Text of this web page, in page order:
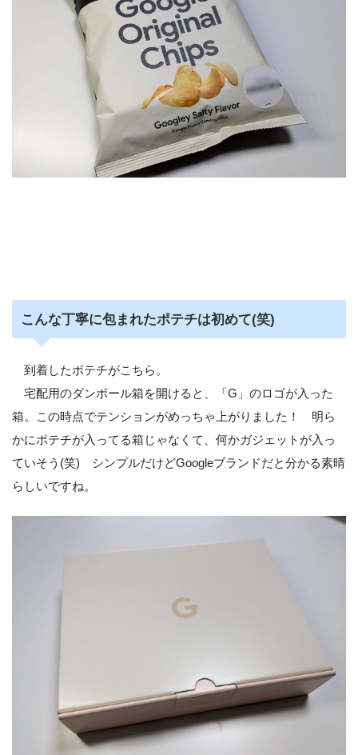
こんな丁寧に包まれたポテチは初めて(笑)
到着したポテチがこちら。
宅配用のダンボール箱を開けると、「G」のロゴが入った
箱。この時点でテンションがめっちゃ上がりました！ 明ら
かにポテチが入ってる箱じゃなくて、何かガジェットが入っ
ていそう(笑) シンプルだけどGoogleブランドだと分かる素晴
らしいですね。